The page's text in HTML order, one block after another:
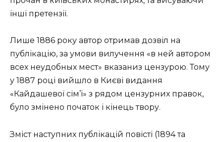
інші претензії.
Лише 1886 року автор отримав дозвіл на
публікацію, за умови вилучення «в ней автором
всех неудобных мест» вказаниз цензурою. Тому
у 1887 році вийшло в Києві видання
«Кайдашевої сім’ї» з рядом цензурних правок,
було змінено початок і кінець твору.
Зміст наступних публікацій повісті (1894 та